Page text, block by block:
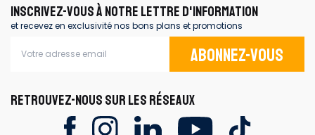
INSCRIVEZ-VOUS À NOTRE LETTRE D'INFORMATION
et recevez en exclusivité nos bons plans et promotions
Abonnez-vous
RETROUVEZ-NOUS SUR LES RÉSEAUX